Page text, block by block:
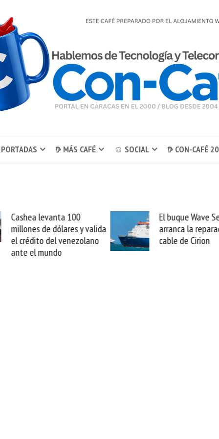
𖠚 MÁS CAFÉ ☺ SOCIAL 𖠚 CON-CAFÉ
El buque Wave Sentinel
arranca la reparación del
cable de Cirion
Uber se lleva
sabemos todo lo
mejorar
esta movida